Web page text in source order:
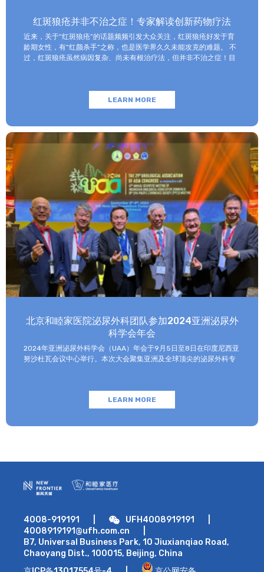
红斑狼疮并非不治之症！专家解读创新药物疗法
近来，关于“红斑狼疮”的话题频频引发大众关注，红斑狼疮好发于育
龄期女性，有“红颜杀手”之称，也是医学界久久未能攻克的难题。 不
过，红斑狼疮虽然病因复杂、尚未有根治疗法，但并非不治之症！目
尤单抗（Anifrolumab）已通过港澳药械通政策落户广州和睦家医
院。 如何及早发现红斑狼疮并进行科学干预，今天我们邀请广州和睦
家医院皮肤科&医疗美容科的陈红清主任为大家详细解说。 红斑狼疮
保护自己的免疫细胞转而攻击自身其他的身体细胞从而导致的疾病。
这种疾病名称是从外文“Lupus”翻译过来的，意思是说皮肤的病变部
位像“被狼咬了一样”。 在临床上，患者的皮肤会出现星星点点的红
斑，这些红斑有时以蝴蝶的形状出现在面部，有时散布在全身任何部
位。 95%以上的红斑狼疮都是系统性损害为主，除了皮肤以外，在
肾脏、关节、心脏、肺部甚至脑部，都有损害。复发是红斑狼疮患者
一生要面对的，也是治疗中最难跨过去的坎儿，不少患者在复发-缓
解-再复发中不断被消耗和伤害。 如何及早发现红斑狼疮？ 红斑狼疮
的发病机制至今尚未完全明晰，以下是其高危因素和高发人群： 高危
因素 遗传因素：患者发病多数都是和遗传因素有关，家族中有直系或
者旁系亲属发生过这样的疾病，说明在基因中带有这种疾病的发病因
子，患病风险会增加。 内分泌因素：雌激素是狼疮的一大重要诱发原
因，常吃避孕药、以及怀孕妊娠时，人体雌激素水平升高，易使狼疮
患者病情加重。 自身免疫系统失调：免疫异常是诱发狼疮的最主要原
因，当免疫系统出现紊乱，应当注意避开诱发因素。 环境因素：辐射
和化学元素慢性中毒都会对人的免疫系统造成伤害。如果长期处于有
性，因此女性相对男性而言较容易得这种疾病，而18~40岁的育龄期
女性相较于其他年纪的女性则更容易患病。 那么，如何及早识别和
发现红斑狼疮呢？临床表现和症状是一个重要突破点： 皮肤是系统
性红斑狼疮患者最主要的受累器官，因此，很多狼疮最早是在皮肤科
改变； 关节炎和关节疼痛； 皮疹、光敏性皮损、口腔溃疡、非瘢痕性
脱发； 心包炎、血管炎、血栓栓塞性疾病； 头痛、精神异常、癫痫；
尤单抗、泰他西普与阿伏利尤单抗等红斑狼疮生物制剂的问世就大大
的新希望 （包装图示，仅供参考）。 阿伏利尤单抗
（Anifrolumab）是一种全人源免疫球蛋白G1κ单克隆抗体，也是一种
的亚基1，抑制Ⅰ型干扰素通路激活，从而同时抑制固有免疫和适应性免
疫，进而可以改善SLE患者临床表现，降低疾病活动度，减少疾病复
发，同时有助于改善生物学指标（如补体水平、血清抗体等），帮助
患者实现更好的疾病预后。 目前，阿伏利尤单抗已在全球50多个国家
和地区获得批准，并已在我国完成Ⅲ期临床试验（AZALEA研究）入
组。 最新版欧洲抗风湿病联盟EULAR 2023狼疮指南（风湿病领域权
LEARN MORE
北京和睦家医院泌尿外科团队参加2024亚洲泌尿外
科学会年会
2024年亚洲泌尿外科学会（UAA）年会于9月5日至8日在印度尼西亚
努沙杜瓦会议中心举行。本次大会聚集亚洲及全球顶尖的泌尿外科专
授作为亚洲泌尿外科机器人学会（ARUS）科学委员会主席主持了9月
5日上午的主会场会议，并做了题为“全息影像在泌尿外科机器人手术
同行展示了近年来北京和睦家医院泌尿外科在泌尿外科疾病诊断治
疗、临床技术创新、新技术应用等方面取得的进步。 这样的学术盛会
世界范围内进一步提升。
LEARN MORE
4008-919191 UFH4008919191
4008919191@ufh.com.cn
B7, Universal Business Park, 10 Jiuxianqiao Road,
Chaoyang Dist., 100015, Beijing, China